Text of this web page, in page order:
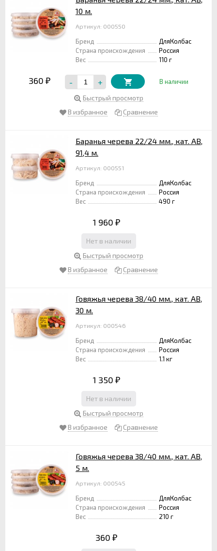
10 м.
Артикул: 000550
Бренд
ДляКолбас
Страна происхождения
Россия
Вес
110 г
360 ₽ - + В наличии
Быстрый просмотр
В избранное
Сравнение
Баранья черева 22/24 мм., кат. АВ,
91,4 м.
Артикул: 000551
Бренд
ДляКолбас
Страна происхождения
Россия
Вес
490 г
1 960 ₽
Нет в наличии
Быстрый просмотр
В избранное
Сравнение
Говяжья черева 38/40 мм., кат. АВ,
30 м.
Артикул: 000546
Бренд
ДляКолбас
Страна происхождения
Россия
Вес
1.1 кг
1 350 ₽
Нет в наличии
Быстрый просмотр
В избранное
Сравнение
Говяжья черева 38/40 мм., кат. АВ,
5 м.
Артикул: 000545
Бренд
ДляКолбас
Страна происхождения
Россия
Вес
210 г
360 ₽